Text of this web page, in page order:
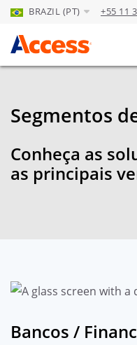
Skip to Main
BRAZIL (PT) +55 11
Segmentos
Conheça as
as principais
Bancos /